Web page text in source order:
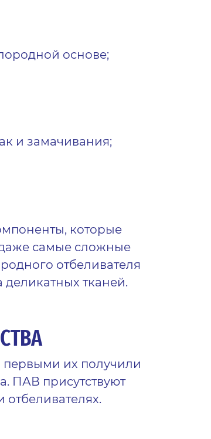
основе;
и замачивания;
ы, которые
самые сложные
отбеливателя
тканей.
первыми их получили
ПАВ присутствуют